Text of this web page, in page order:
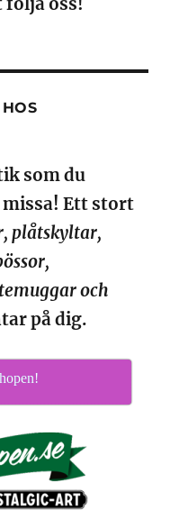
som du
Ett stort
plåtskyltar,
och
på dig.